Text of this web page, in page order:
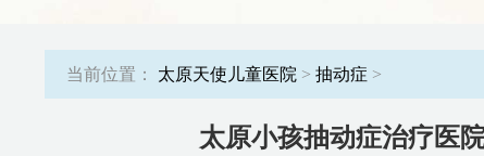
当前位置： 太原天使儿童医院 > 抽动症 >
太原小孩抽动症治疗医